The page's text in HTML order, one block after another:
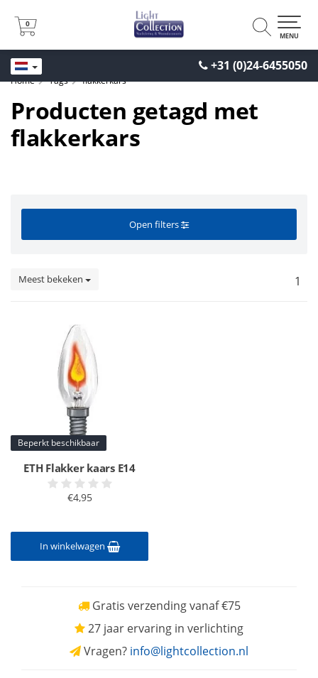
+31 (0)24-6455050
0
0
MENU
Home Tags flakkerkars
Producten getagd met
flakkerkars
Open filters
Meest bekeken 1
Beperkt beschikbaar
ETH Flakker kaars E14
€4,95
In winkelwagen
Gratis verzending vanaf €75
27 jaar ervaring in verlichting
Vragen? info@lightcollection.nl